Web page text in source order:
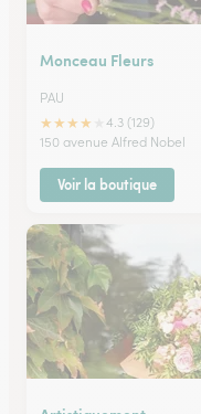
Monceau Fleurs
PAU
★★★★
4.3 (129)
150 avenue Alfred Nobel
Voir la boutique